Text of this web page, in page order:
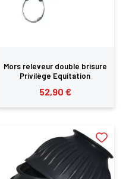
Mors releveur double brisure
Privilège Equitation
52,90 €